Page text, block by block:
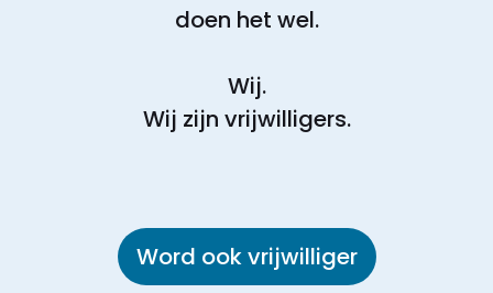
doen het wel.
Wij.
Wij zijn vrijwilligers.
Word ook vrijwilliger